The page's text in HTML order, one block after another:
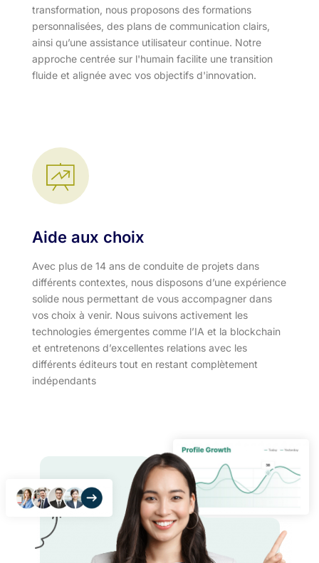
transformation, nous proposons des formations
personnalisées, des plans de communication clairs,
ainsi qu’une assistance utilisateur continue. Notre
approche centrée sur l'humain facilite une transition
fluide et alignée avec vos objectifs d'innovation.​
Aide aux choix
Avec plus de 14 ans de conduite de projets dans
différents contextes, nous disposons d’une expérience
solide nous permettant de vous accompagner dans
vos choix à venir. Nous suivons activement les
technologies émergentes comme l’IA et la blockchain
et entretenons d’excellentes relations avec les
différents éditeurs tout en restant complètement
indépendants